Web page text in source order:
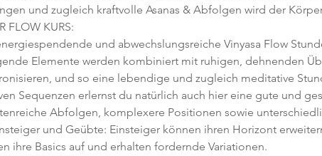
und zugleich kraftvolle Asanas & Abfolgen wird der
FLOW KURS:
und abwechslungsreiche Vinyasa Flow
Elemente werden kombiniert mit ruhigen, dehnenden
und so eine lebendige und zugleich meditative
Sequenzen erlernst du natürlich auch hier eine gute und
Abfolgen, komplexere Positionen sowie
und Geübte: Einsteiger können ihren Horizont
ihre Basics auf und erhalten fordernde Variationen.